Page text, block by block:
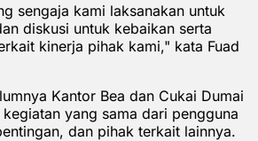
sengaja kami laksanakan untuk
diskusi untuk kebaikan serta
kinerja pihak kami," kata Fuad
Kantor Bea dan Cukai Dumai
yang sama dari pengguna
dan pihak terkait lainnya.